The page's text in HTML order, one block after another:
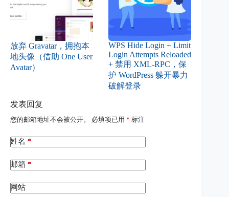
放弃 Gravatar，拥抱本
地头像（借助 One User
Avatar）
WPS Hide Login + Limit
Login Attempts Reloaded
+ 禁用 XML-RPC，保
护 WordPress 躲开暴力
破解登录
发表回复
您的邮箱地址不会被公开。 必填项已用 * 标注
姓名 *
邮箱 *
网站